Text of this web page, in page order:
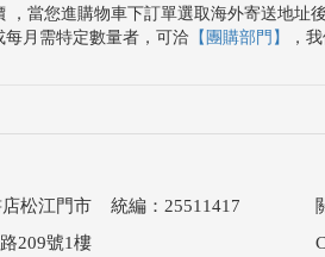
，當您進購物車下訂單選取海外寄送地
月需特定數量者，可洽 【團購部門】 ，
松江門市 統編：25511417
209號1樓